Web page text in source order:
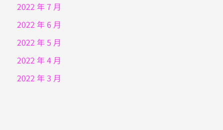
2022 年 7 月
2022 年 6 月
2022 年 5 月
2022 年 4 月
2022 年 3 月